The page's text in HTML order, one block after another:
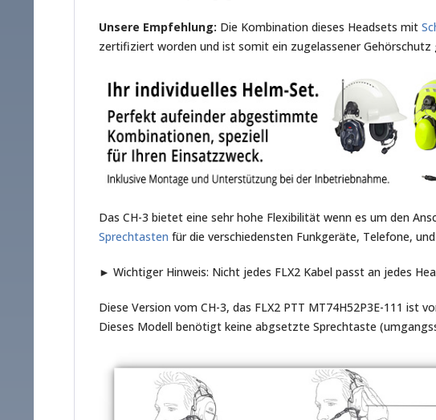
Unsere Empfehlung: Die Kombination dieses Headsets mit
zertifiziert worden und ist somit ein zugelassener Gehörschutz
Das CH-3 bietet eine sehr hohe Flexibilität wenn es um den
Sprechtasten für die verschiedensten Funkgeräte, Telefone,
► Wichtiger Hinweis: Nicht jedes FLX2 Kabel passt an jedes
Diese Version vom CH-3, das FLX2 PTT MT74H52P3E-111 ist
Dieses Modell benötigt keine abgsetzte Sprechtaste